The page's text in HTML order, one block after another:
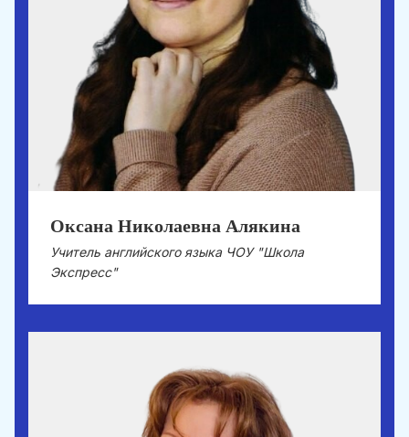
Оксана Николаевна Алякина
Учитель английского языка ЧОУ "Школа
Экспресс"